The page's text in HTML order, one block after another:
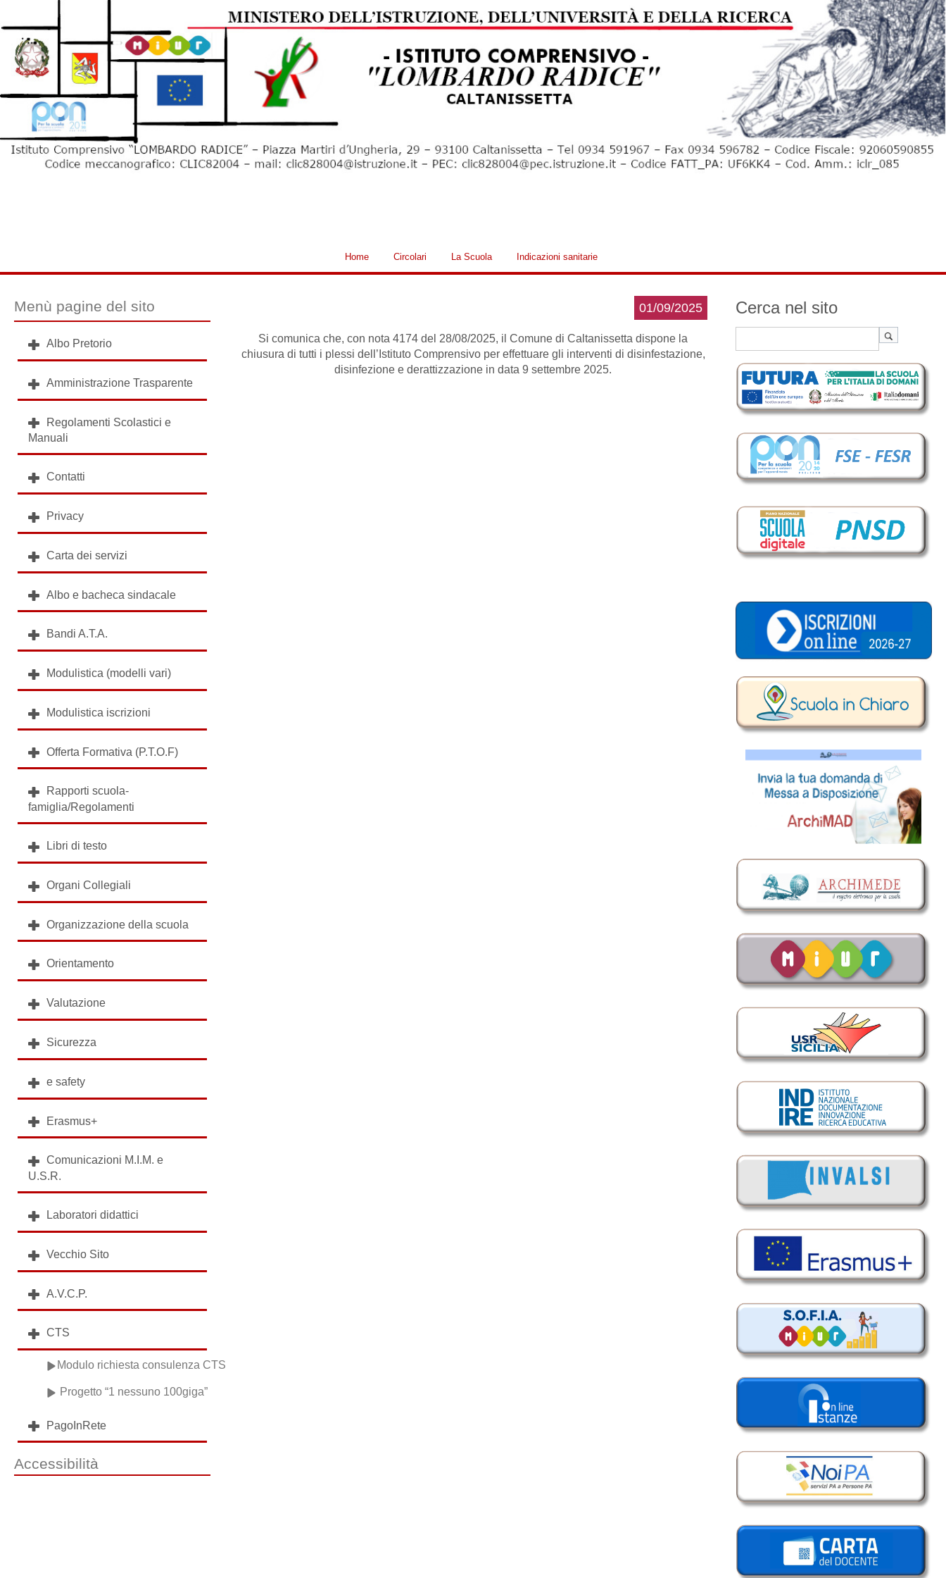
Home Circolari La Scuola Indicazioni sanitarie
Menù pagine del sito
Albo Pretorio
Amministrazione Trasparente
Regolamenti Scolastici e
Manuali
Contatti
Privacy
Carta dei servizi
Albo e bacheca sindacale
Bandi A.T.A.
Modulistica (modelli vari)
Modulistica iscrizioni
Offerta Formativa (P.T.O.F)
Rapporti scuola-
famiglia/Regolamenti
Libri di testo
Organi Collegiali
Organizzazione della scuola
Orientamento
Valutazione
Sicurezza
e safety
Erasmus+
Comunicazioni M.I.M. e
U.S.R.
Laboratori didattici
Vecchio Sito
A.V.C.P.
CTS
Modulo richiesta consulenza CTS
Progetto “1 nessuno 100giga”
PagoInRete
Accessibilità
01/09/2025
Si comunica che, con nota 4174 del 28/08/2025, il Comune di Caltanissetta dispone la
chiusura di tutti i plessi dell’Istituto Comprensivo per effettuare gli interventi di disinfestazione,
disinfezione e derattizzazione in data 9 settembre 2025.
Cerca nel sito